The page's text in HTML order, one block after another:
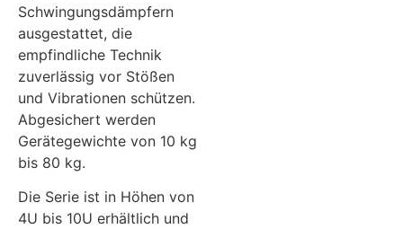
Schwingungsdämpfern
ausgestattet, die
empfindliche Technik
zuverlässig vor Stößen
und Vibrationen schützen.
Abgesichert werden
Gerätegewichte von 10 kg
bis 80 kg.
Die Serie ist in Höhen von
4U bis 10U erhältlich und